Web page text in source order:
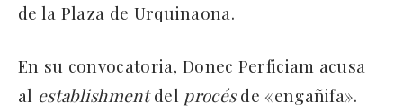
de la Plaza de Urquinaona.
En su convocatoria, Donec Perficiam acusa
al establishmentdel procésde «engañifa».